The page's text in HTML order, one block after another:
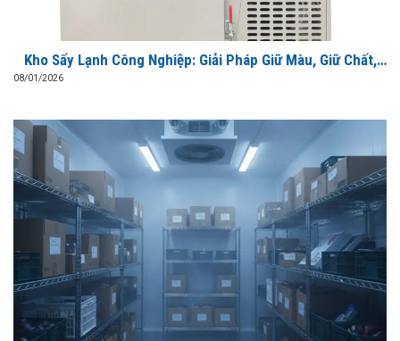
Kho Sấy Lạnh Công Nghiệp: Giải Pháp Giữ Màu, Giữ Chất,
08/01/2026